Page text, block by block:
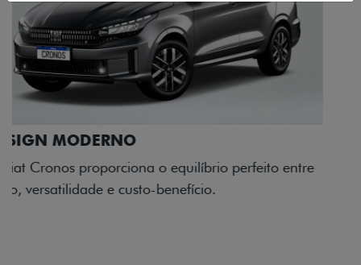
RODAS DE LIGA-LEVE
As rodas de liga leve com desenho dinâmico e
acabamento diamantado elevam o estilo do Fiat